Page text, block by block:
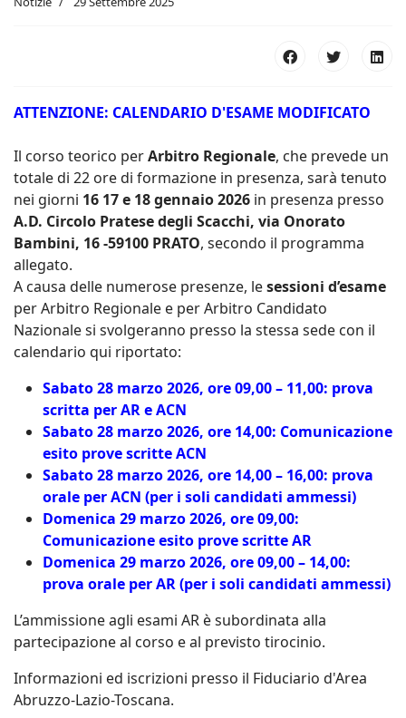
Il corso teorico perArbitro Regionale, che prevede un
totale di 22 ore di formazione in presenza, sarà tenuto
nei giorni16 17 e 18 gennaio 2026 in presenza presso
A.D. Circolo Pratese degli Scacchi, via Onorato
Bambini, 16 -59100 PRATO
allegato.
A causa delle numerose presenze, lesessioni d’esame
per Arbitro Regionale e per Arbitro Candidato
Nazionale si svolgeranno presso la stessa sede con il
Sabato 28 marzo 2026, ore 09,00 – 11,00: prova
scritta per AR e ACN
Sabato 28 marzo 2026, ore 14,00: Comunicazione
esito prove scritte ACN
Sabato 28 marzo 2026, ore 14,00 – 16,00: prova
orale per ACN (per i soli candidati ammessi)
Domenica 29 marzo 2026, ore 09,00:
Comunicazione esito prove scritteAR
Domenica 29 marzo 2026, ore 09,00 – 14,00:
L’ammissione agli esami AR è subordinata alla
Informazioni ed iscrizioni presso il Fiduciario d'Area